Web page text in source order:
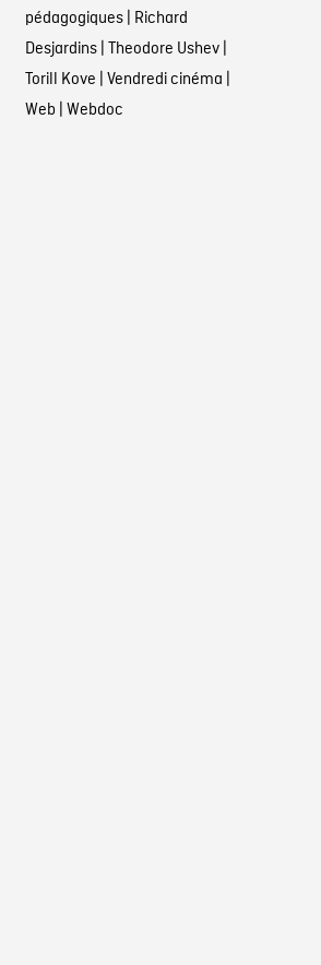
pédagogiques| Richard
Desjardins| Theodore Ushev|
Torill Kove | Vendredi cinéma |
Web | Webdoc